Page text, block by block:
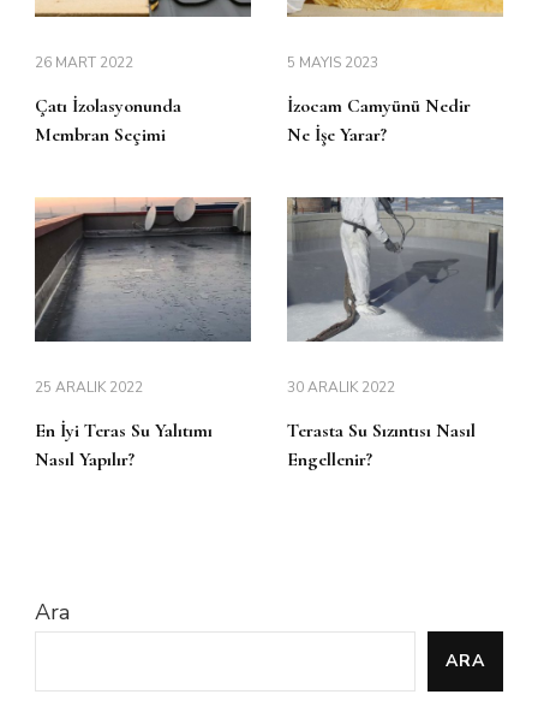
26 MART 2022
Çatı İzolasyonunda
Membran Seçimi
5 MAYIS 2023
İzocam Camyünü Nedir
Ne İşe Yarar?
25 ARALIK 2022
En İyi Teras Su Yalıtımı
Nasıl Yapılır?
30 ARALIK 2022
Terasta Su Sızıntısı Nasıl
Engellenir?
Ara
ARA